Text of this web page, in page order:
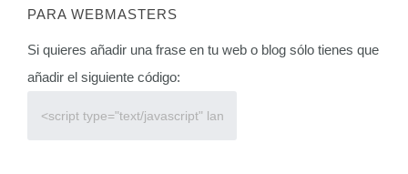
PARA WEBMASTERS
Si quieres añadir una frase en tu web o blog sólo tienes que
añadir el siguiente código: